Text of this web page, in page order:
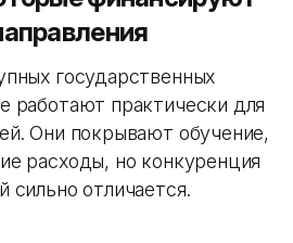
государственных
работают практически для
Они покрывают обучение,
расходы, но конкуренция
сильно отличается.